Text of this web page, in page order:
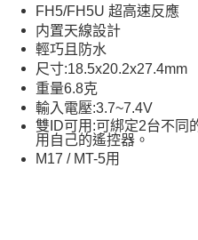
FH5/FH5U 超高速反應
内置天線設計
輕巧且防水
尺寸:18.5x20.2x27.4mm
重量6.8克
輸入電壓:3.7~7.4V
雙ID可用:可綁定2台不同
用自己的遙控器。
M17 / MT-5用